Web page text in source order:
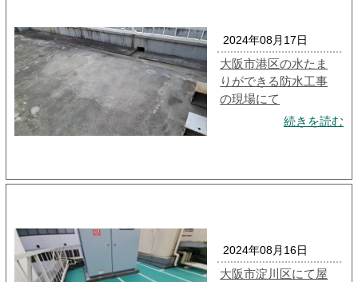
2024年08月17日
大阪市港区の水たま
りができる防水工事
の現場にて
続きを読む
2024年08月16日
大阪市淀川区にて屋